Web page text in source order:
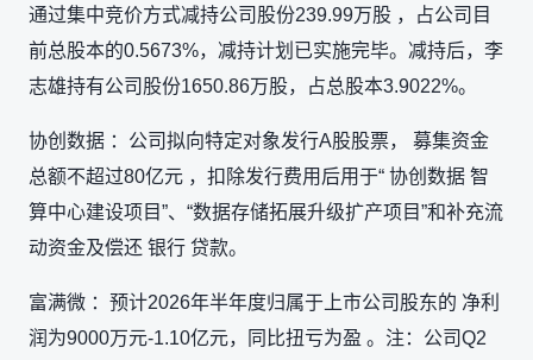
通过集中竞价方式减持公司股份239.99万股 ，占公司目
前总股本的0.5673%，减持计划已实施完毕。减持后，李
志雄持有公司股份1650.86万股，占总股本3.9022%。
协创数据 ：公司拟向特定对象发行A股股票， 募集资金
总额不超过80亿元 ，扣除发行费用后用于“ 协创数据 智
算中心建设项目”、“数据存储拓展升级扩产项目”和补充流
动资金及偿还 银行 贷款。
富满微 ：预计2026年半年度归属于上市公司股东的 净利
润为9000万元-1.10亿元，同比扭亏为盈 。注：公司Q2